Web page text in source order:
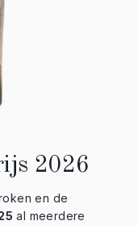
2026
en de
al meerdere